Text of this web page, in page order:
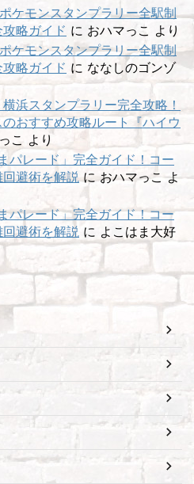
ケモンスタンプラリー全駅制
略ガイド に おハマっこ より
ケモンスタンプラリー全駅制
略ガイド に ななしのゴンゾ
浜スタンプラリー完全攻略！
おすすめ攻略ルート『ハイウ
こ より
パレード」完全ガイド！コー
避術を解説におハマっこ よ
パレード」完全ガイド！コー
避術を解説 に よこはま大好